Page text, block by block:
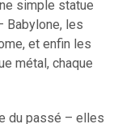
simple statue
Babylone, les
et enfin les
métal, chaque
du passé – elles